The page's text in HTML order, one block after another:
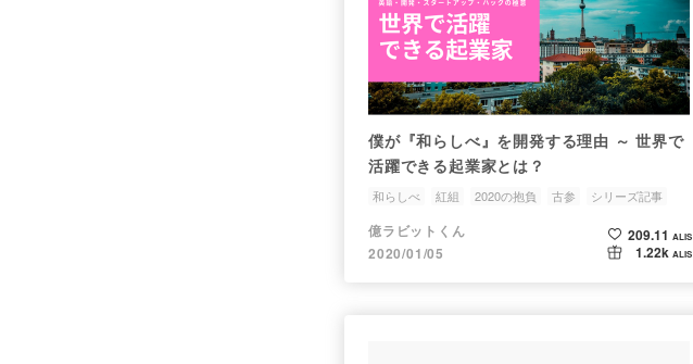
僕が『和らしべ』を開発する理由 ～ 世界で
活躍できる起業家とは？
和らしべ 紅組 2020の抱負 古参 シリーズ記事
億ラビットくん
2020/01/05
209.11 ALIS
1.22k ALIS